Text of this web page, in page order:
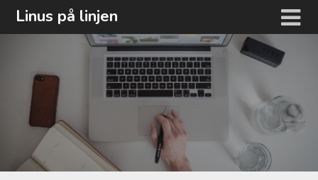
HoppaLinus på linjen